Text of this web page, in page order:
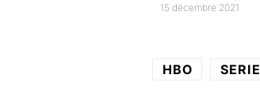
15 décembre 2021
HBO SERIE